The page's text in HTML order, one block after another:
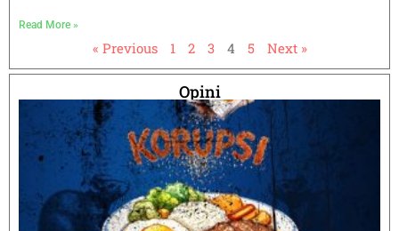
Read More »
« Previous 1 2 3 4 5 Next »
Opini